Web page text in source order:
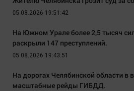
05.08.2026 19:51:42
На Южном Урале более 2,5 тысяч
раскрыли 147 преступлений.
05.08.2026 19:43:51
На дорогах Челябинской области в
масштабные рейды ГИБДД.